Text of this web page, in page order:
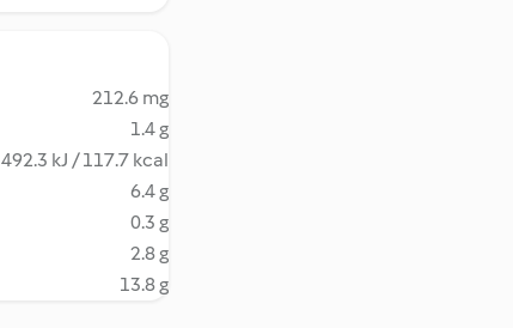
212.6 mg
1.4 g
492.3 kJ / 117.7 kcal
6.4 g
0.3 g
2.8 g
13.8 g